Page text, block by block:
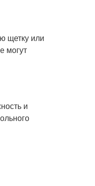
щетку или
могут
и